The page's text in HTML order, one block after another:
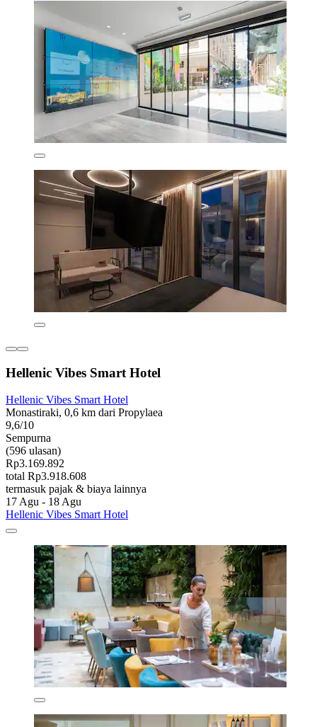
Hellenic Vibes Smart Hotel
Hellenic Vibes Smart Hotel
Monastiraki, 0,6 km dari Propylaea
9,6/10
Sempurna
(596 ulasan)
Rp3.169.892
total Rp3.918.608
termasuk pajak & biaya lainnya
17 Agu - 18 Agu
Hellenic Vibes Smart Hotel